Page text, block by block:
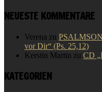
NEUESTE KOMMENTARE
Verena zu
vor Dir“ (Ps. 25,12)
Kerstin Martin zu CD
KATEGORIEN